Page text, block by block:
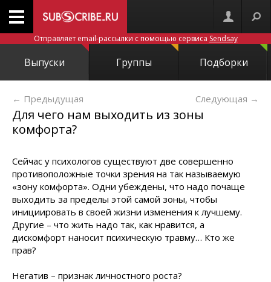
Отправляет email-рассылки с помощью сервиса Sendsay
Выпуски Группы Подборки
← Предыдущая Следующая →
Для чего нам выходить из зоны
комфорта?
Сейчас у психологов существуют две совершенно
противоположные точки зрения на так называемую
«зону комфорта». Одни убеждены, что надо почаще
выходить за пределы этой самой зоны, чтобы
инициировать в своей жизни изменения к лучшему.
Другие – что жить надо так, как нравится, а
дискомфорт наносит психическую травму… Кто же
прав?
Негатив – признак личностного роста?